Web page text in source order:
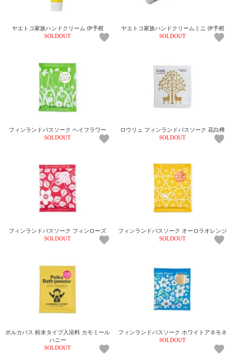
ヤエトコ家族ハンドクリーム 伊予柑
SOLDOUT
ヤエトコ家族ハンドクリームミニ 伊予柑
SOLDOUT
フィンランドバスソーク ヘイフラワー
SOLDOUT
ロウリュ フィンランドバスソーク 花白樺
SOLDOUT
フィンランドバスソーク フィンローズ
SOLDOUT
フィンランドバスソーク オーロラオレンジ
SOLDOUT
ポルカバス 粉末タイプ入浴料 カモミール
ハニー
SOLDOUT
フィンランドバスソーク ホワイトアネモネ
SOLDOUT